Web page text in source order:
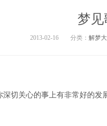
梦
2013-02-16 分类： 解梦
深切关心的事上有非常好的